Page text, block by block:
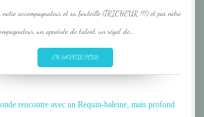
LAGOON
OCEAN INDIEN
notre accompagnateur et sa bouteille (TRICHEUR !!!) et par notre
un apnéiste de talent, un régal de...
EN SAVOIR PLUS
rencontre avec un Requin-baleine, mais profond